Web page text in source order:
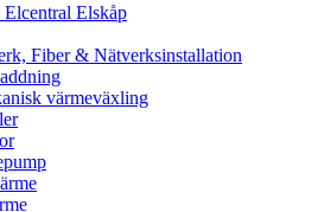
Elskåp
Fiber & Nätverksinstallation
värmeväxling